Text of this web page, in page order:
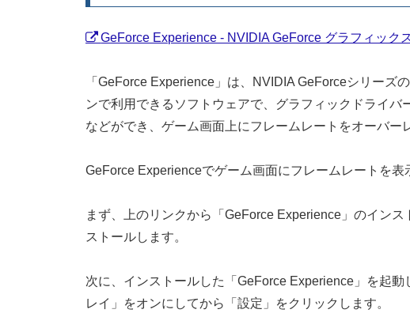
GeForce Experience - NVIDIA GeForce グラフィック
「GeForce Experience」は、NVIDIA GeForceシリーズ
ンで利用できるソフトウェアで、グラフィックドライ
などができ、ゲーム画面上にフレームレートをオーバー
GeForce Experienceでゲーム画面にフレームレートを表
まず、上のリンクから「GeForce Experience」のイン
ストールします。
次に、インストールした「GeForce Experience」を起
レイ」をオンにしてから「設定」をクリックします。